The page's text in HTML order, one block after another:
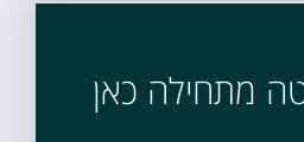
מתחילה כאן